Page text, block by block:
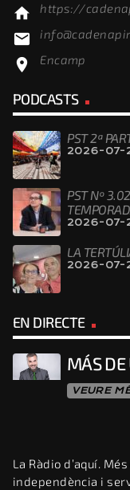
home https://
email
location_on Encamp
PODCASTS
PST 2ª
2026-07-
PST Nº
2026-07-
LA
2026-07-
EN DIRECTE
MÁS
VEURE
La Ràdio d’aquí.
independència i